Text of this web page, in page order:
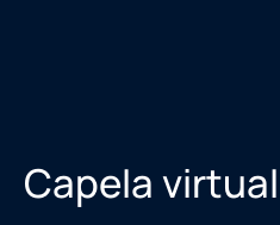
Capela virtual